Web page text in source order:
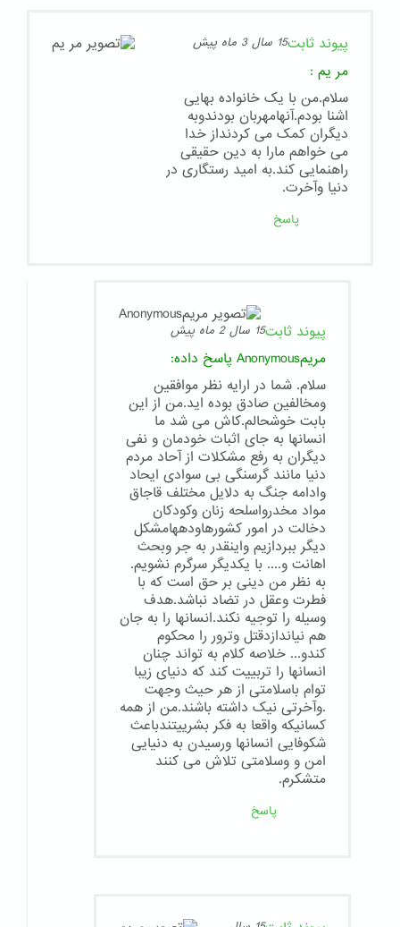
پیوند ثابت15 سال 3 ماه پیش
مر یم :
سلام.من با یک خانواده بهایی
اشنا بودم.آنهامهربان بودندوبه
دیگران کمک می کردنداز خدا
می خواهم مارا به دین حقیقی
راهنمایی کند.به امید رستگاری در
دنیا وآخرت.
پاسخ
پیوند ثابت15 سال 2 ماه پیش
مریمAnonymous
پاسخ داده:
سلام. شما در ارایه نظر موافقین
ومخالفین صادق بوده اید.من از این
بابت خوشحالم.کاش می شد ما
انسانها به جای اثبات خودمان و نفی
دیگران به رفع مشکلات از آحاد مردم
دنیا مانند گرسنگی بی سوادی ایحاد
وادامه جنگ به دلایل مختلف قاجاق
مواد مخدرواسلحه زنان وکودکان
دخالت در امور کشورهاودههامشکل
دیگر ببردازیم واینقدر به جر وبحث
اهانت و.... با یکدیگر سرگرم نشویم.
به نظر من دینی بر حق است که با
فطرت وعقل در تضاد نباشد.هدف
وسیله را توجیه نکند.انسانها را به جان
هم نیاندازدقتل وترور را محکوم
کندو... خلاصه کلام به تواند چنان
انسانها را تربییت کند که دنیای زیبا
توام باسلامتی از هر حیث وجهت
.وآخرتی نیک داشته باشند.من از همه
کسانیکه واقعا به فکر بشرییتندباعث
شکوفایی انسانها ورسیدن به دنیایی
امن و وسلامتی تلاش می کنند
متشکرم.
پاسخ